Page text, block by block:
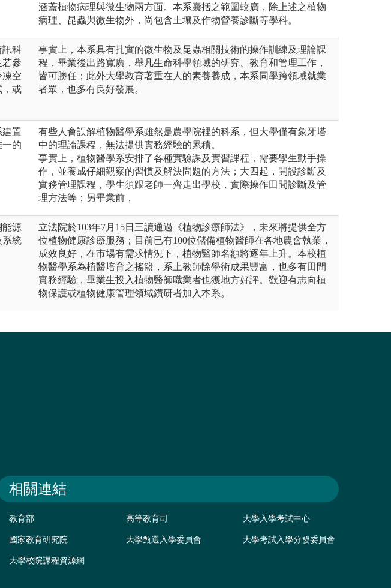
涵蓋植物病理與微生物兩方面。本系囊括之範圍較廣，除上述之植物
病理、昆蟲與微生物外，尚包含土壤及作物營養診斷等學科。
訊科
參
空
，或
事實上，本系具有扎實的微生物及昆蟲相關技術的操作訓練及理論課
程，畢業後出路寬廣，舉凡生命科學領域的研究、教育和管理工作，
皆可勝任；此外大學教育著重在人的素養養成，本系同學跨領域就業
者眾，也多有良好發展。
置
一的
有些人會誤解植物醫學系雖然是農學院裡的科系，但大學僅有象牙塔
中的理論課程，無法提供實務經驗的累積。
事實上，植物醫學系安排了各種實驗課及實習課程，需要學生動手操
作，並養成仔細觀察的習慣及解決問題的方法；大四起，開設診斷及
實務管理課程，學生須跟老師一齊走出學校，實際操作田間診斷及管
理方法等；另畢業前，
能源
系統
立法院於103年7月15日三讀通過《植物診療師法》，未來將提供全方
位植物健康診療服務；目前已有100位儲備植物醫師在各地農會執業，
成效良好，在市場有需求情況下，植物醫師名額將逐年上升。本校植
物醫學系為植醫培育之搖籃，系上教師除學術成果豐富，也多有田間
實務經驗，畢業生投入植物醫師職業者也獲地方好評。歡迎有志向植
物保護或植物健康管理領域鑽研者加入本系。
相關連結
教育部 高等教育司 大學入學考試中心
國家教育研究院 大學甄選入學委員會 大學考試入學分發委員會
大學校院課程資源網